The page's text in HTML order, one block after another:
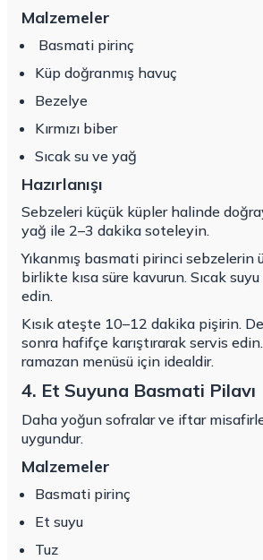
Malzemeler
Basmati pirinç
Küp doğranmış havuç
Bezelye
Kırmızı biber
Sıcak su ve yağ
Hazırlanışı
Sebzeleri küçük küpler halinde
yağ ile 2–3 dakika soteleyin.
Yıkanmış basmati pirinci sebzelerin
birlikte kısa süre kavurun. Sıcak
edin.
Kısık ateşte 10–12 dakika pişirin.
sonra hafifçe karıştırarak servis
ramazan menüsü için idealdir.
4. Et Suyuna Basmati Pilavı
Daha yoğun sofralar ve iftar
uygundur.
Malzemeler
Basmati pirinç
Et suyu
Tuz